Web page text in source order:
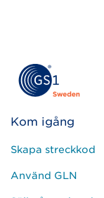
Kom igång
Skapa streckkod
Använd GLN